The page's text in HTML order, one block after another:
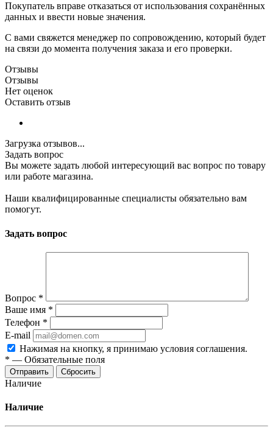
Покупатель вправе отказаться от использования сохранённых
данных и ввести новые значения.
С вами свяжется менеджер по сопровождению, который будет
на связи до момента получения заказа и его проверки.
Отзывы
Отзывы
Нет оценок
Оставить отзыв
Загрузка отзывов...
Задать вопрос
Вы можете задать любой интересующий вас вопрос по товару
или работе магазина.
Наши квалифицированные специалисты обязательно вам
помогут.
Задать вопрос
Вопрос *
Ваше имя *
Телефон *
E-mail
Нажимая на кнопку, я принимаю условия соглашения.
* — Обязательные поля
Отправить Сбросить
Наличие
Наличие